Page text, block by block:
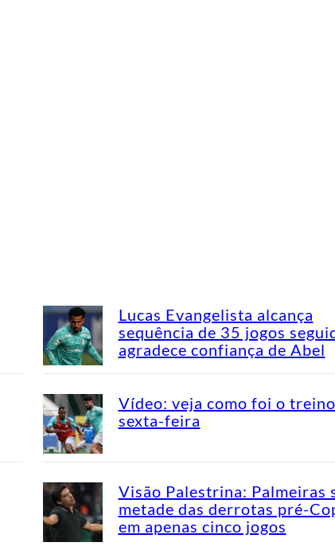
Lucas Evangelista alcança
sequência de 35 jogos
agradece confiança de Abel
Vídeo: veja como foi o
sexta-feira
Visão Palestrina: Palmeiras
metade das derrotas pré-
em apenas cinco jogos